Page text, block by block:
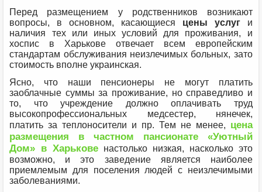
Перед размещением у родственников возникают
вопросы, в основном, касающиеся цены услуг и
наличия тех или иных условий для проживания, и
хоспис в Харькове отвечает всем европейским
стандартам обслуживания неизлечимых больных, зато
стоимость вполне украинская.
Ясно, что наши пенсионеры не могут платить
заоблачные суммы за проживание, но справедливо и
то, что учреждение должно оплачивать труд
высокопрофессиональных медсестер, нянечек,
платить за теплоносители и пр. Тем не менее, цена
размещения в частном пансионате «Уютный
Дом» в Харькове настолько низкая, насколько это
возможно, и это заведение является наиболее
приемлемым для поселения людей с неизлечимыми
заболеваниями.